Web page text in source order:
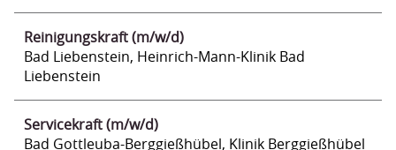
Reinigungskraft (m/w/d)
Bad Liebenstein, Heinrich-Mann-Klinik Bad
Liebenstein
Servicekraft (m/w/d)
Bad Gottleuba-Berggießhübel, Klinik Berggießhübel